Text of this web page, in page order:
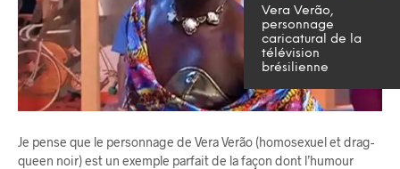
Vera Verão,
personnage
caricatural de la
télévision
brésilienne
Je pense que le personnage de Vera Verão (homosexuel et drag-
queen noir) est un exemple parfait de la façon dont l’humour